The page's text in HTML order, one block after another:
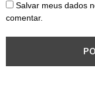
Salvar meus dados
comentar.